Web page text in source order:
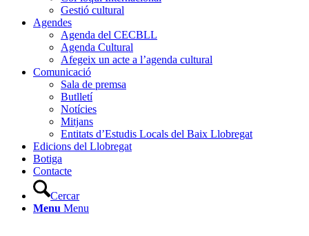
Gestió cultural
Agendes
Agenda del CECBLL
Agenda Cultural
Afegeix un acte a l’agenda cultural
Comunicació
Sala de premsa
Butlletí
Notícies
Mitjans
Entitats d’Estudis Locals del Baix Llobregat
Edicions del Llobregat
Botiga
Contacte
Cercar
Menu Menu